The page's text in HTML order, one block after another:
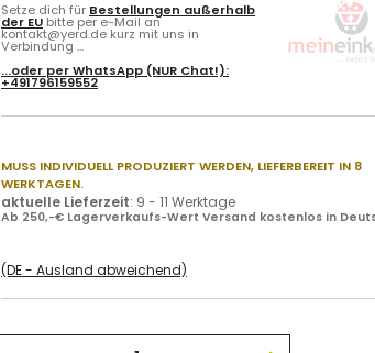
Setze dich für Bestellungen außerhalb
der EU bitte per e-Mail an
kontakt@yerd.de kurz mit uns in
Verbindung ...
...oder perWhatsApp (NUR Chat!):
+491796159552
MUSS INDIVIDUELL PRODUZIERT WERDEN, LIEFERBEREIT IN 8
WERKTAGEN.
aktuelle Lieferzeit: 9 - 11 Werktage
Ab 250,-€ Lagerverkaufs-Wert Versand kostenlos in
(DE - Ausland abweichend)